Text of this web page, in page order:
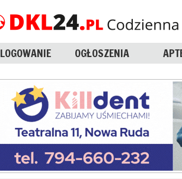
LOGOWANIE OGŁOSZENIA